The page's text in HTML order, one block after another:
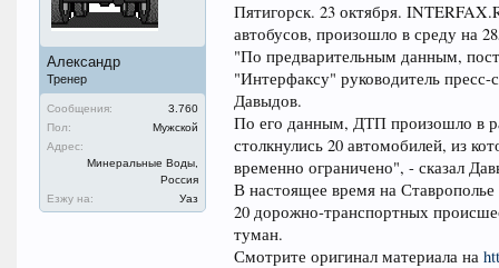
Александр
Тренер
Сообщения:
3.760
Пол:
Мужской
Адрес:
Минеральные Воды,
Россия
Езжу на:
Уаз
Пятигорск. 23 октября.
автобусов, произошло в среду на
"По предварительным данным,
"Интерфаксу" руководитель
Давыдов.
По его данным, ДТП произошло в
столкнулись 20 автомобилей, из
временно ограничено", - сказал
В настоящее время на
20 дорожно-транспортных
туман.
Смотрите оригинал материала на